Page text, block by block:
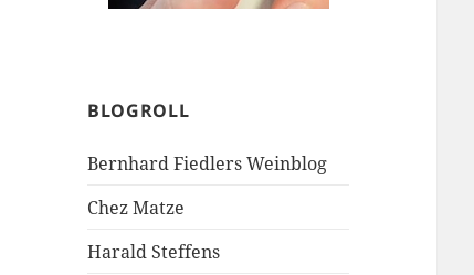
BLOGROLL
Bernhard Fiedlers Weinblog
Chez Matze
Harald Steffens